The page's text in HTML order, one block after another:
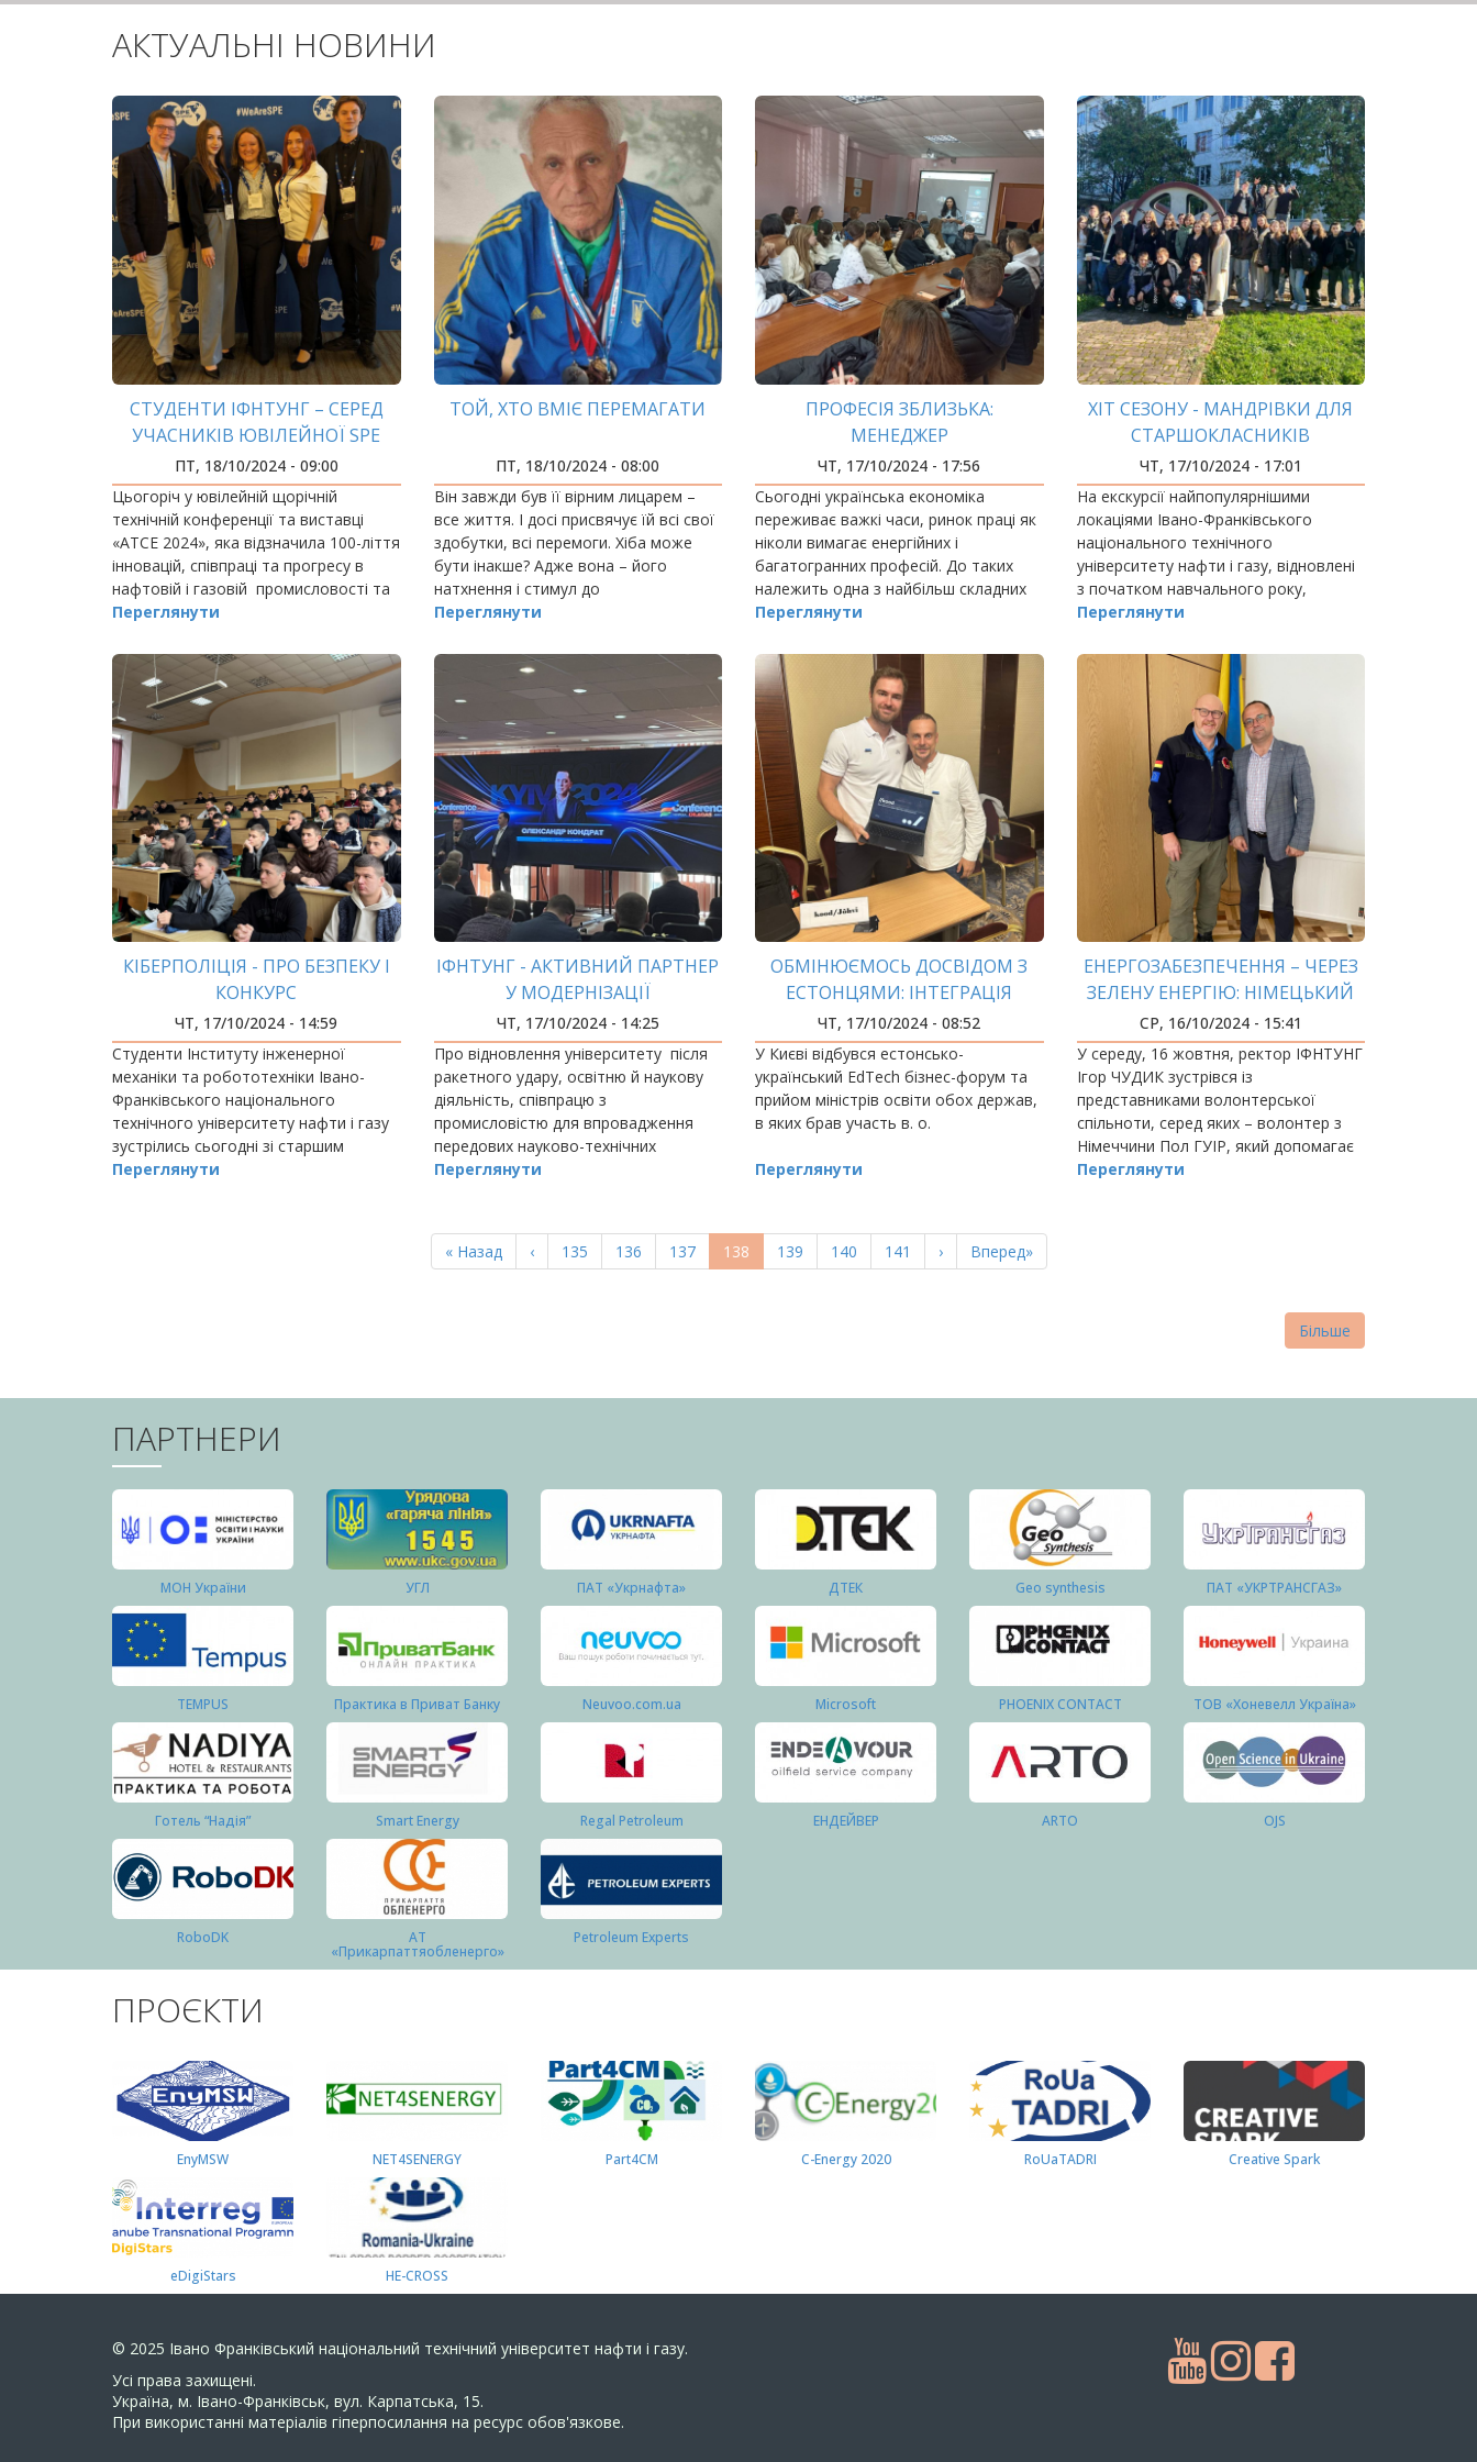
АКТУАЛЬНІ НОВИНИ
СТУДЕНТИ ІФНТУНГ – СЕРЕД
УЧАСНИКІВ ЮВІЛЕЙНОЇ SPE
ATCE 2024 У США
ПТ, 18/10/2024 - 09:00
Цьогоріч у ювілейній щорічній
технічній конференції та виставці
«ATCE 2024», яка відзначила 100-ліття
інновацій, співпраці та прогресу в
нафтовій і газовій промисловості та
пройшла в Новому Орлеані (Луїзіана,
Переглянути
ТОЙ, ХТО ВМІЄ ПЕРЕМАГАТИ
ПТ, 18/10/2024 - 08:00
Він завжди був її вірним лицарем –
все життя. І досі присвячує їй всі свої
здобутки, всі перемоги. Хіба може
бути інакше? Адже вона – його
натхнення і стимул до
самовдосконалення. Вона – справжня
світі: Королева…
Переглянути
ПРОФЕСІЯ ЗБЛИЗЬКА:
МЕНЕДЖЕР
ЧТ, 17/10/2024 - 17:56
Сьогодні українська економіка
переживає важкі часи, ринок праці як
ніколи вимагає енергійних і
багатогранних професій. До таких
належить одна з найбільш складних
спеціальностей – менеджмент.
Переглянути
ХІТ СЕЗОНУ - МАНДРІВКИ ДЛЯ
СТАРШОКЛАСНИКІВ
ЧТ, 17/10/2024 - 17:01
На екскурсії найпопулярнішими
локаціями Івано-Франківського
національного технічного
університету нафти і газу, відновлені
з початком навчального року,
надходить багато заявок від освітніх
Переглянути
КІБЕРПОЛІЦІЯ - ПРО БЕЗПЕКУ І
КОНКУРС
ЧТ, 17/10/2024 - 14:59
Студенти Інституту інженерної
механіки та робототехніки Івано-
Франківського національного
технічного університету нафти і газу
зустрілись сьогодні зі старшим
оперативним уповноваженим відділу
Переглянути
ІФНТУНГ - АКТИВНИЙ ПАРТНЕР
У МОДЕРНІЗАЦІЇ
НАФТОГАЗОВИХ КОМПАНІЙ
ЧТ, 17/10/2024 - 14:25
Про відновлення університету після
ракетного удару, освітню й наукову
діяльність, співпрацю з
промисловістю для впровадження
передових науково-технічних
розробок розповів проректор з
Переглянути
ОБМІНЮЄМОСЬ ДОСВІДОМ З
ЕСТОНЦЯМИ: ІНТЕГРАЦІЯ
ЦИФРОВИХ ТЕХНОЛОГІЙ В
ОСВІТНІЙ ПРОЦЕС
ЧТ, 17/10/2024 - 08:52
У Києві відбувся естонсько-
український EdTech бізнес-форум та
прийом міністрів освіти обох держав,
в яких брав участь в. о.
Переглянути
ЕНЕРГОЗАБЕЗПЕЧЕННЯ – ЧЕРЕЗ
ЗЕЛЕНУ ЕНЕРГІЮ: НІМЕЦЬКИЙ
ДОСВІД
СР, 16/10/2024 - 15:41
У середу, 16 жовтня, ректор ІФНТУНГ
Ігор ЧУДИК зустрівся із
представниками волонтерської
спільноти, серед яких – волонтер з
Німеччини Пол ГУІР, який допомагає
нашому регіону із
Переглянути
Перша
сторінка
« Назад
Попередня
сторінка
‹ Page
135 Page
136 Page
137
Поточна
сторінка
138 Page
139 Page
140 Page
141
Наступна
сторінка
›
Остання
сторінка
Вперед»
Більше
ПАРТНЕРИ
МОН України УГЛ ПАТ «Укрнафта» ДТЕК Geo synthesis ПАТ «УКРТРАНСГАЗ»
TEMPUS Практика в Приват Банку Neuvoo.com.ua Microsoft PHOENIX CONTACT ТОВ «Хоневелл Україна»
Готель “Надія” Smart Energy Regal Petroleum ЕНДЕЙВЕР ARTO OJS
RoboDK АТ
«Прикарпаттяобленерго»
Petroleum Experts
ПРОЄКТИ
EnyMSW NET4SENERGY Part4СМ C-Energy 2020 RoUaTADRI Creative Spark
eDigiStars HE-CROSS
© 2025 Івано Франківський національний технічний університет нафти і газу.
Усi права захищенi.
Україна, м. Івано-Франківськ, вул. Карпатська, 15.
При використанні матеріалів гіперпосилання на ресурс обов'язкове.